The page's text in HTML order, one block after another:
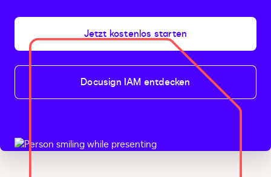
Jetzt kostenlos starten
Docusign IAM entdecken